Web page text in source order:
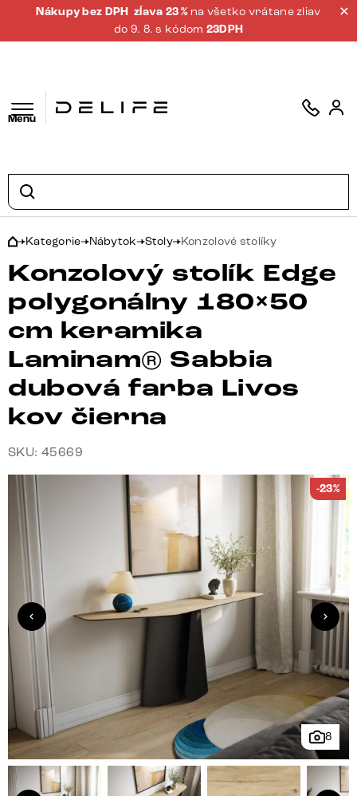
Nákupy bez DPH zĺava 23 % na všetko vrátane zliav
do 9. 8. s kódom 23DPH
Menu
Kategorie Nábytok Stoly Konzolové stolíky
Konzolový stolík Edge
polygonálny 180×50
cm keramika
Laminam® Sabbia
dubová farba Livos
kov čierna
SKU: 45669
8
-23%